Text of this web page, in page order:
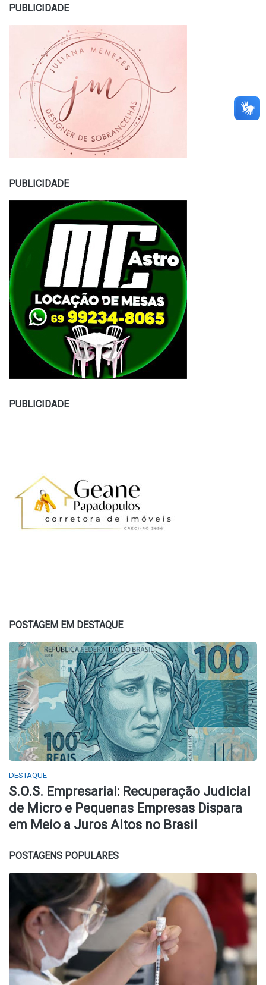
PUBLICIDADE
PUBLICIDADE
PUBLICIDADE
POSTAGEM EM DESTAQUE
DESTAQUE
S.O.S. Empresarial: Recuperação Judicial
de Micro e Pequenas Empresas Dispara
em Meio a Juros Altos no Brasil
POSTAGENS POPULARES